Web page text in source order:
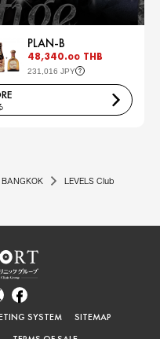
PLAN-B
48,340.00 THB
231,016 JPY
BANGKOK
LEVELS Club
SYSTEM
SITEMAP